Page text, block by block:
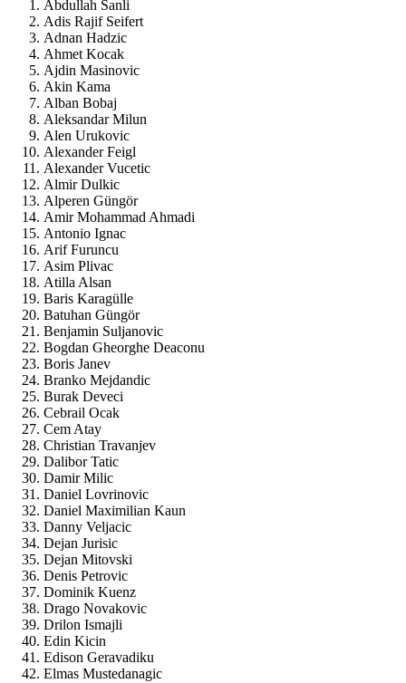
Abdullah Sanli
Adis Rajif Seifert
Adnan Hadzic
Ahmet Kocak
Ajdin Masinovic
Akin Kama
Alban Bobaj
Aleksandar Milun
Alen Urukovic
Alexander Feigl
Alexander Vucetic
Almir Dulkic
Alperen Güngör
Amir Mohammad Ahmadi
Antonio Ignac
Arif Furuncu
Asim Plivac
Atilla Alsan
Baris Karagülle
Batuhan Güngör
Benjamin Suljanovic
Bogdan Gheorghe Deaconu
Boris Janev
Branko Mejdandic
Burak Deveci
Cebrail Ocak
Cem Atay
Christian Travanjev
Dalibor Tatic
Damir Milic
Daniel Lovrinovic
Daniel Maximilian Kaun
Danny Veljacic
Dejan Jurisic
Dejan Mitovski
Denis Petrovic
Dominik Kuenz
Drago Novakovic
Drilon Ismajli
Edin Kicin
Edison Geravadiku
Elmas Mustedanagic